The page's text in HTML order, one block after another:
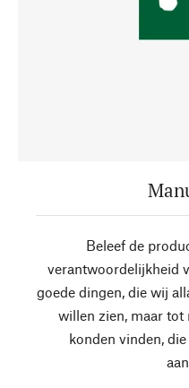
Beleef de
verantwoordelijkheid
goede dingen, die wij
willen zien, maar
konden vinden,